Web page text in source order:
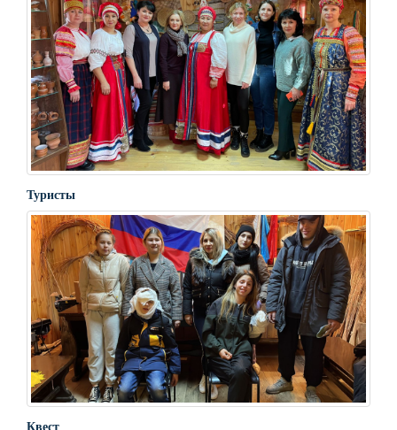
Туристы
Квест